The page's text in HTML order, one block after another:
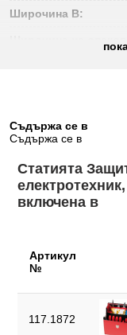
Широчина B:
Съдържа се в
Съдържа се в
Статията
включена в
Артикул
№
117.1872